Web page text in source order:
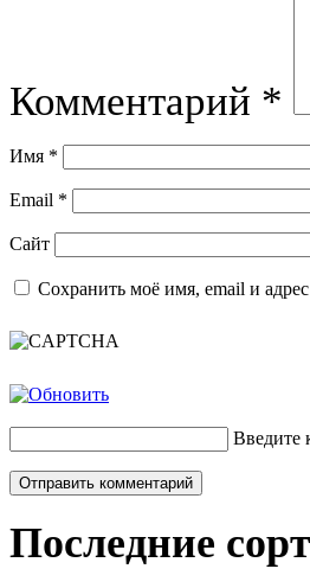
Комментарий *
Имя *
Email *
Сайт
Сохранить моё имя, email и
Введите
Последние